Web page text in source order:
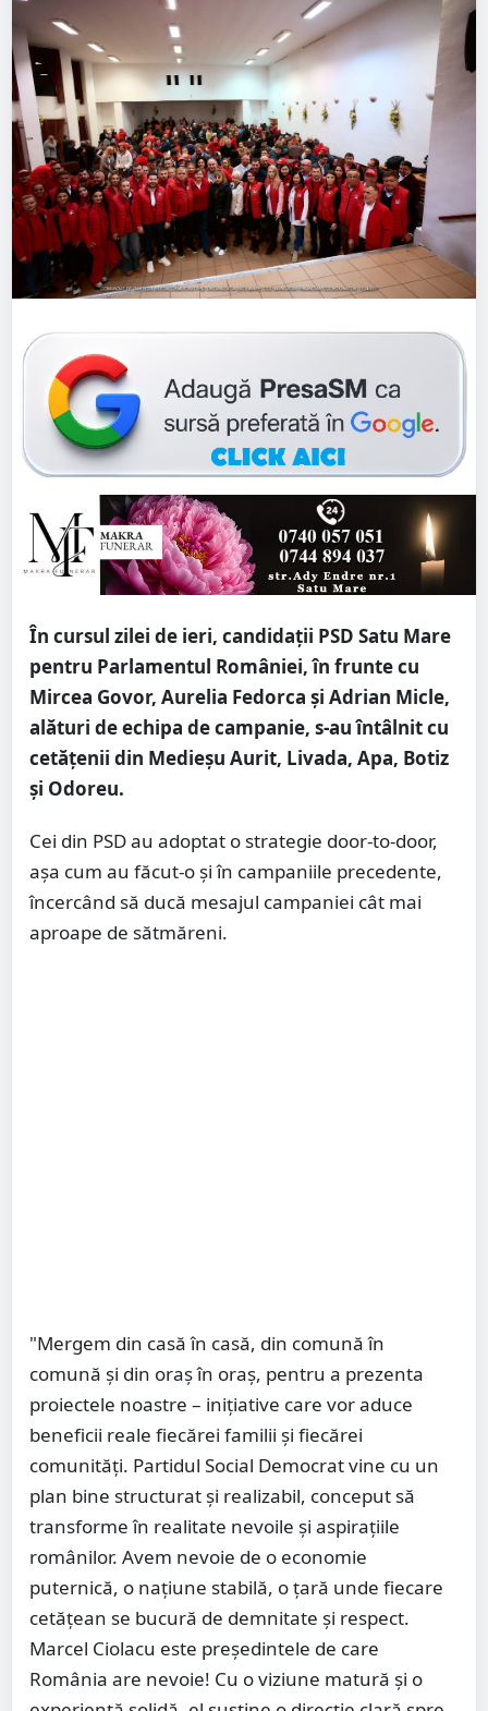
În cursul zilei de ieri, candidații PSD Satu Mare
pentru Parlamentul României, în frunte cu
Mircea Govor, Aurelia Fedorca și Adrian Micle,
alături de echipa de campanie, s-au întâlnit cu
cetățenii din Medieșu Aurit, Livada, Apa, Botiz
și Odoreu.
Cei din PSD au adoptat o strategie door-to-door,
așa cum au făcut-o și în campaniile precedente,
încercând să ducă mesajul campaniei cât mai
aproape de sătmăreni.
"Mergem din casă în casă, din comună în
comună și din oraș în oraș, pentru a prezenta
proiectele noastre – inițiative care vor aduce
beneficii reale fiecărei familii și fiecărei
comunități. Partidul Social Democrat vine cu un
plan bine structurat și realizabil, conceput să
transforme în realitate nevoile și aspirațiile
românilor. Avem nevoie de o economie
puternică, o națiune stabilă, o țară unde fiecare
cetățean se bucură de demnitate și respect.
Marcel Ciolacu este președintele de care
România are nevoie! Cu o viziune matură și o